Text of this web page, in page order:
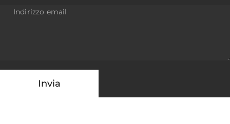
Indirizzo email
Invia